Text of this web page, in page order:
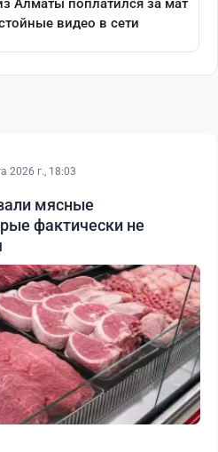
2026 г., 18:03
мясные
фактически не